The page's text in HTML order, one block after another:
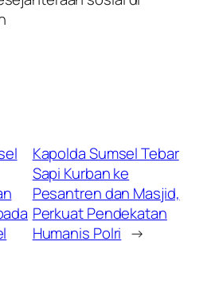
Kapolda Sumsel Tebar
Sapi Kurban ke
Pesantren dan Masjid,
Perkuat Pendekatan
Humanis Polri →